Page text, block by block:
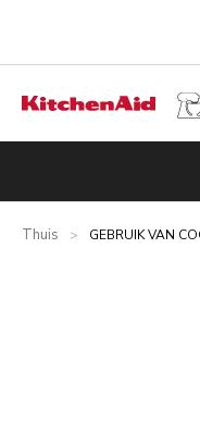
Thuis > GEBRUIK VAN